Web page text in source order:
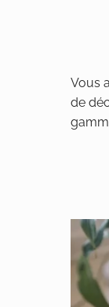
Vous
de